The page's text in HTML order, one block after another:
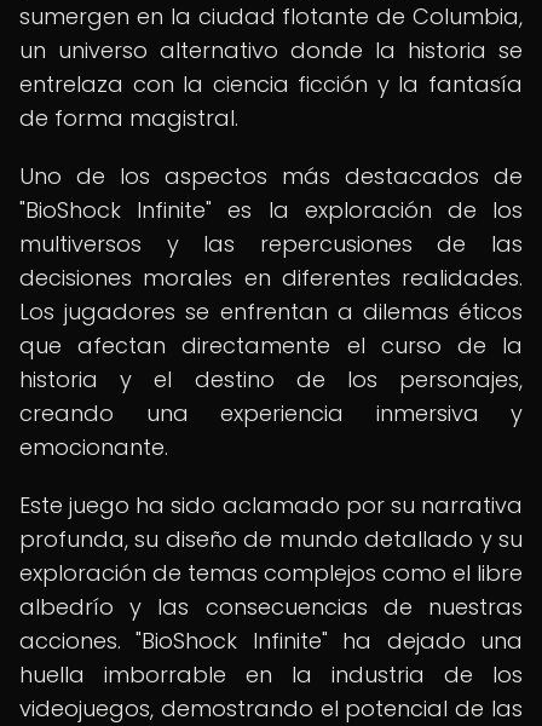
sumergen en la ciudad flotante de Columbia,
un universo alternativo donde la historia se
entrelaza con la ciencia ficción y la fantasía
de forma magistral.
Uno de los aspectos más destacados de
"BioShock Infinite" es la exploración de los
multiversos y las repercusiones de las
decisiones morales en diferentes realidades.
Los jugadores se enfrentan a dilemas éticos
que afectan directamente el curso de la
historia y el destino de los personajes,
creando una experiencia inmersiva y
emocionante.
Este juego ha sido aclamado por su narrativa
profunda, su diseño de mundo detallado y su
exploración de temas complejos como el libre
albedrío y las consecuencias de nuestras
acciones. "BioShock Infinite" ha dejado una
huella imborrable en la industria de los
videojuegos, demostrando el potencial de las